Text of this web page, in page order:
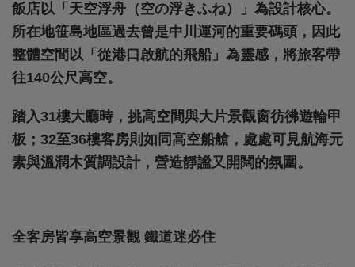
飯店以「天空浮舟（空の浮きふね）」為設計核心。
所在地笹島地區過去曾是中川運河的重要碼頭，因此
整體空間以「從港口啟航的飛船」為靈感，將旅客帶
往140公尺高空。
踏入31樓大廳時，挑高空間與大片景觀窗彷彿遊輪甲
板；32至36樓客房則如同高空船艙，處處可見航海元
素與溫潤木質調設計，營造靜謐又開闊的氛圍。
全客房皆享高空景觀 鐵道迷必住